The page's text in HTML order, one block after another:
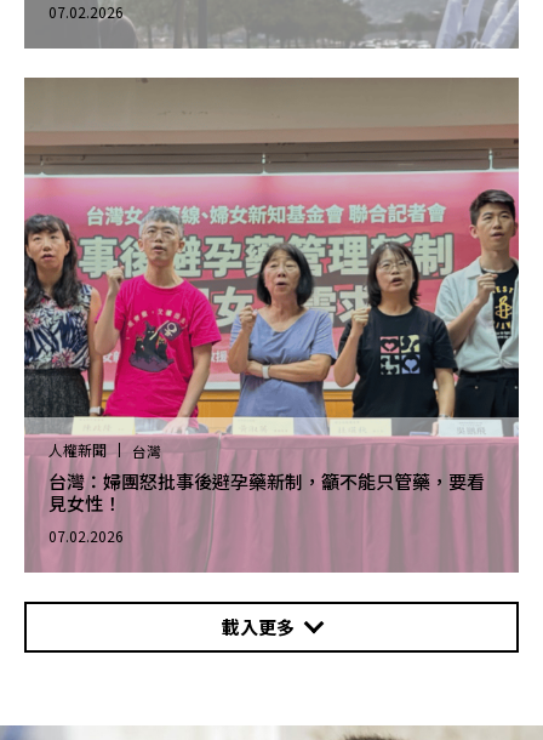
07.02.2026
人權新聞 台灣
台灣：婦團怒批事後避孕藥新制，籲不能只管藥，要看
見女性！
07.02.2026
載入更多